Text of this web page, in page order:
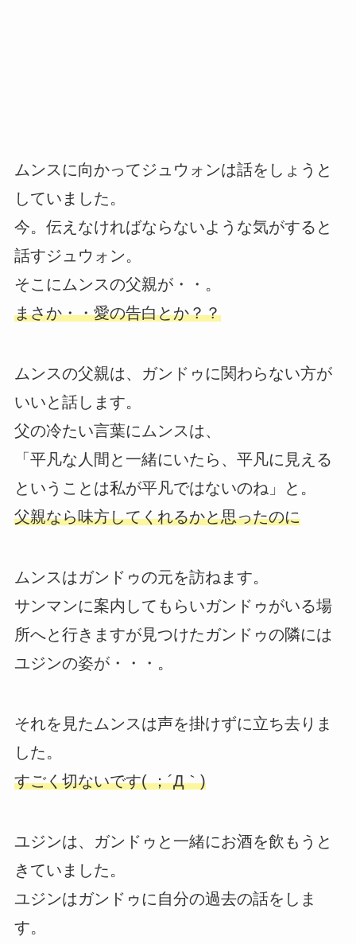
ムンスに向かってジュウォンは話をしょうと
していました。
今。伝えなければならないような気がすると
話すジュウォン。
そこにムンスの父親が・・。
まさか・・愛の告白とか？？
ムンスの父親は、ガンドゥに関わらない方が
いいと話します。
父の冷たい言葉にムンスは、
「平凡な人間と一緒にいたら、平凡に見える
ということは私が平凡ではないのね」と。
父親なら味方してくれるかと思ったのに
ムンスはガンドゥの元を訪ねます。
サンマンに案内してもらいガンドゥがいる場
所へと行きますが見つけたガンドゥの隣には
ユジンの姿が・・・。
それを見たムンスは声を掛けずに立ち去りま
した。
すごく切ないです( ；´Д｀)
ユジンは、ガンドゥと一緒にお酒を飲もうと
きていました。
ユジンはガンドゥに自分の過去の話をしま
す。